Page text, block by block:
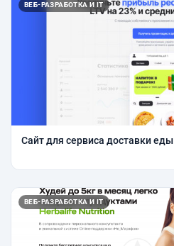
ВЕБ-РАЗРАБОТКА И IT
Сайт для сервиса доставки еды
ВЕБ-РАЗРАБОТКА И IT